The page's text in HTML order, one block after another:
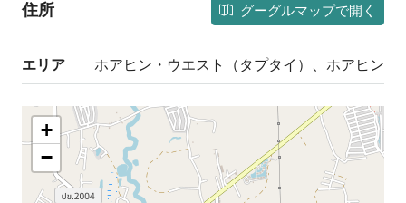
住所 グーグルマップで開く
エリア ホアヒン・ウエスト（タプタイ）、ホアヒン
+
−